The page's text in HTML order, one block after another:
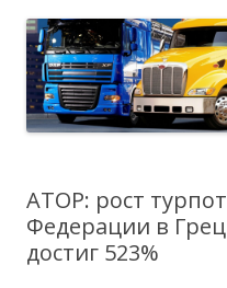
АТОР: рост
Федерации в
достиг 523%